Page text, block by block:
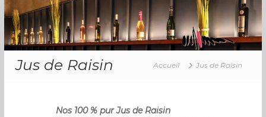
e
n
u
Jus de Raisin Accueil Jus de Raisin
Nos 100 % pur Jus de Raisin